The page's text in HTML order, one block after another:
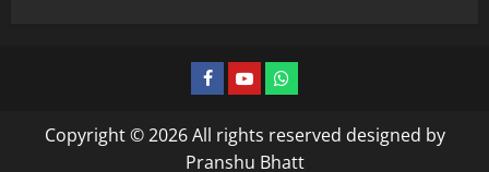
Copyright © 2026 All rights reserved designed by
Pranshu Bhatt